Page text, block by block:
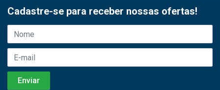
Cadastre-se para receber nossas ofertas!